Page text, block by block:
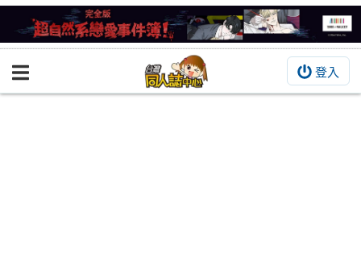
登入
BOOKY書集倉庫